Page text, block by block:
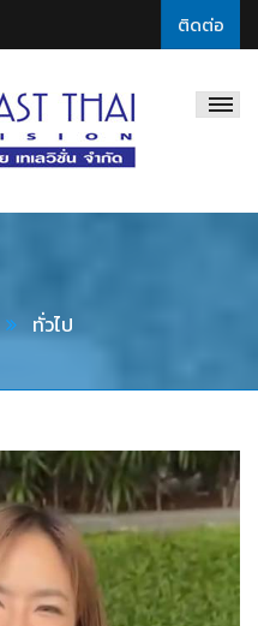
ติดต่อ
ทั่วไป